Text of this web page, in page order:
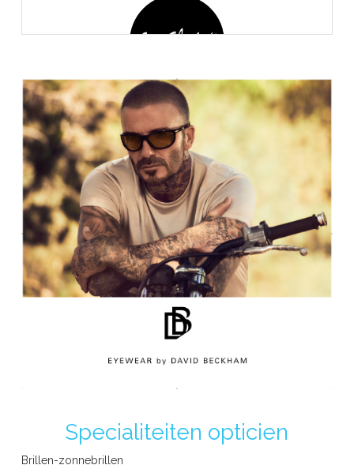
ANNE ET VALENTIN
BLACKFIN
CALVIN KLEIN
Specialiteiten opticien
Brillen-zonnebrillen